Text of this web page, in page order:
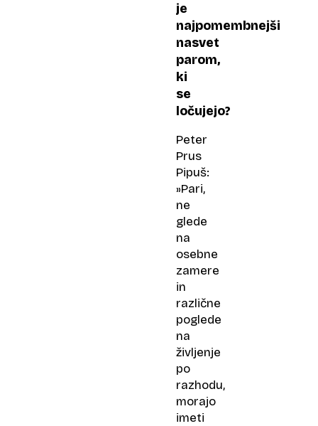
je
najpomembnejši
nasvet
parom,
ki
se
ločujejo?
Peter
Prus
Pipuš:
»Pari,
ne
glede
na
osebne
zamere
in
različne
poglede
na
življenje
po
razhodu,
morajo
imeti